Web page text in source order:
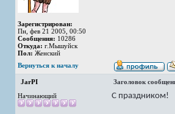
Зарегистрирован:
Пн, фев 21 2005, 00:50
Сообщения: 10286
Откуда: г.Мышуйск
Пол: Женский
Вернуться к началу
JarPI Заголовок
Начинающий
С праздником!